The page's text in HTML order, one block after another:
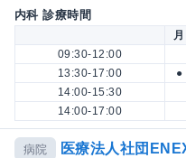
内科 診療時間
月
09:30-12:00
13:30-17:00
●
14:00-15:30
14:00-17:00
病院 医療法人社団